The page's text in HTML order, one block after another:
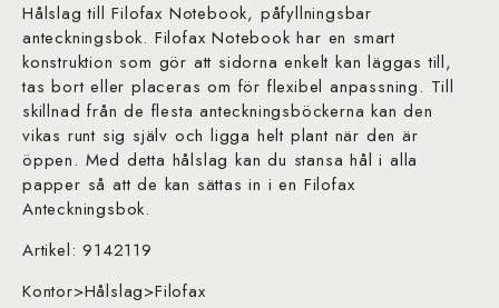
Hålslag till Filofax Notebook, påfyllningsbar
anteckningsbok. Filofax Notebook har en smart
konstruktion som gör att sidorna enkelt kan läggas till,
tas bort eller placeras om för flexibel anpassning. Till
skillnad från de flesta anteckningsböckerna kan den
vikas runt sig själv och ligga helt plant när den är
öppen. Med detta hålslag kan du stansa hål i alla
papper så att de kan sättas in i en Filofax
Anteckningsbok.
Artikel: 9142119
Kontor>Hålslag>Filofax